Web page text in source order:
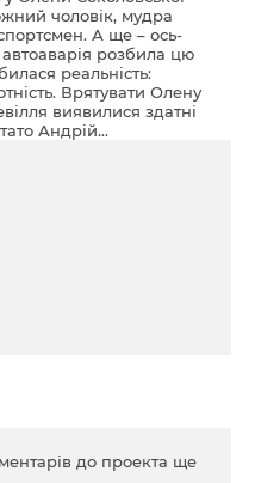
чоловік, мудра
А ще – ось-
розбила цю
реальність:
Врятувати Олену
виявилися здатні
Андрій...
до проекта ще